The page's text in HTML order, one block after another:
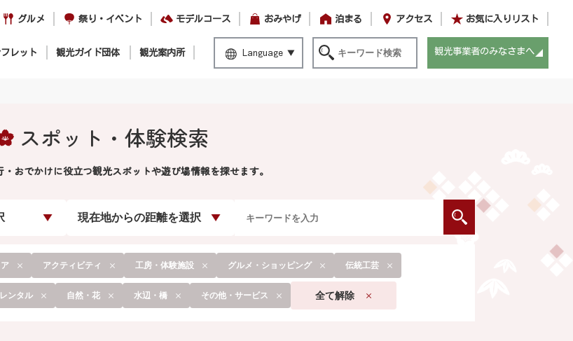
グルメ 祭り・イベント モデルコース おみやげ 泊まる アクセス お気に入りリスト
レット 観光ガイド団体 観光案内所 Language 観光事業者のみなさまへ
スポット・体験検索
おでかけに役立つ観光スポットや遊び場情報を探せます。
現在地からの距離を選択
アクティビティ 工房・体験施設 グルメ・ショッピング 伝統工芸
レンタル 自然・花 水辺・橋 その他・サービス 全て解除